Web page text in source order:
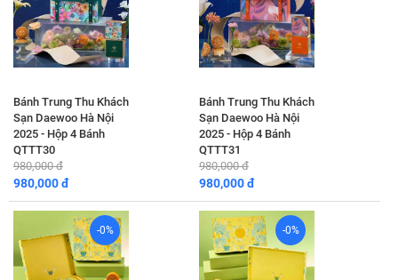
Bánh Trung Thu Khách
Sạn Daewoo Hà Nội
2025 - Hộp 4 Bánh
QTTT30
980,000 đ
980,000 đ
Bánh Trung Thu Khách
Sạn Daewoo Hà Nội
2025 - Hộp 4 Bánh
QTTT31
980,000 đ
980,000 đ
-0% -0%